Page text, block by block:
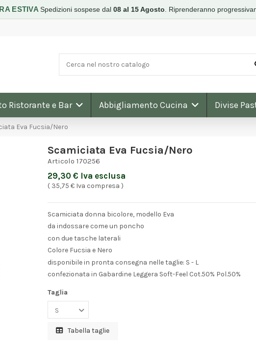
ESTIVASpedizioni sospese dal08 al 15 Agosto Riprenderanno
Ristorante e Bar Abbigliamento Cucina Divise
Eva Fucsia/Nero
Scamiciata Eva Fucsia/Nero
Articolo 170256
29,30 € Iva esclusa
( 35,75 € Iva compresa )
Scamiciata donna bicolore, modello Eva
da indossare come un poncho
con due tasche laterali
Colore Fucsia e Nero
disponibile in pronta consegna nelle taglie: S - L
confezionata in Gabardine Leggera Soft-Feel Cot.50% Pol.50%
Taglia
Tabella taglie